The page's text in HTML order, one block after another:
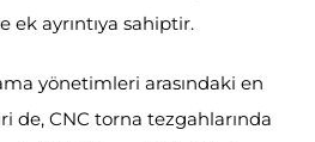
ek ayrıntıya sahiptir.
yönetimleri arasındaki en
de, CNC torna tezgahlarında